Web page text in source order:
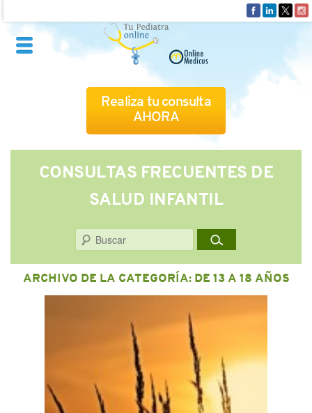
Realiza tu consulta
AHORA
QUIÉNES SOMOS
CÓMO FUNCIONA
CUADRO MÉDICO
CONSULTAS FRECUENTES
CONTACTO
CONSULTAS FRECUENTES DE
SALUD INFANTIL
ARCHIVO DE LA CATEGORÍA: DE 13 A 18 AÑOS